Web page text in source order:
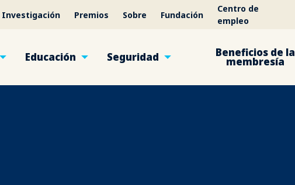
Investigación Premios Sobre Fundación
Centro de
empleo
Educación Seguridad Beneficios de la
membresía